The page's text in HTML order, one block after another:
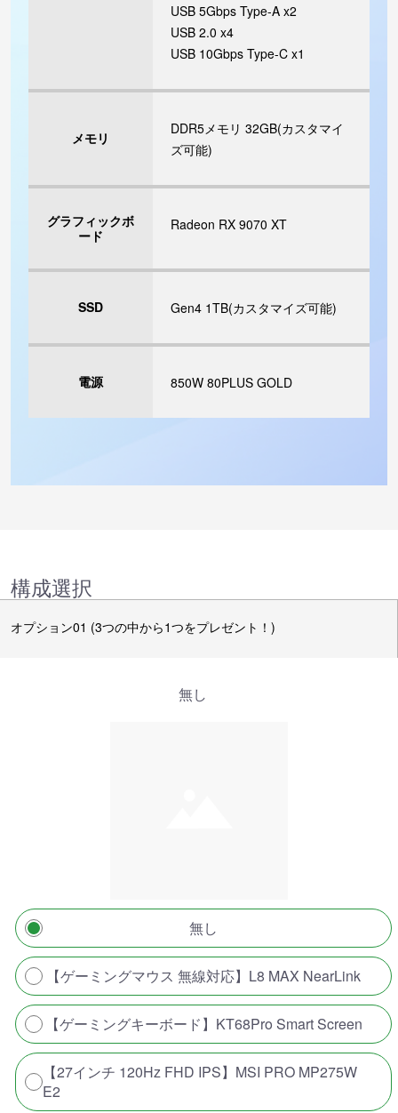
USB 5Gbps Type-A x2
USB 2.0 x4
USB 10Gbps Type-C x1
メモリ
DDR5メモリ 32GB(カスタマイ
ズ可能)
グラフィックボ
ード
Radeon RX 9070 XT
SSD Gen4 1TB(カスタマイズ可能)
電源 850W 80PLUS GOLD
構成選択
オプション01 (3つの中から1つをプレゼント！)
無し
無し
【ゲーミングマウス 無線対応】L8 MAX NearLink
【ゲーミングキーボード】KT68Pro Smart Screen
【27インチ 120Hz FHD IPS】MSI PRO MP275W
E2